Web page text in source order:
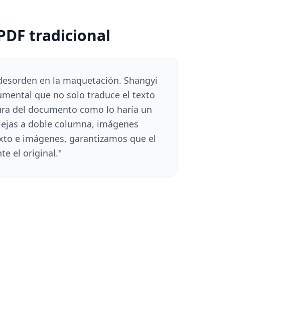
tradicional
en la maquetación. Shangyi
que no solo traduce el texto
del documento como lo haría un
a doble columna, imágenes
e imágenes, garantizamos que el
el original."